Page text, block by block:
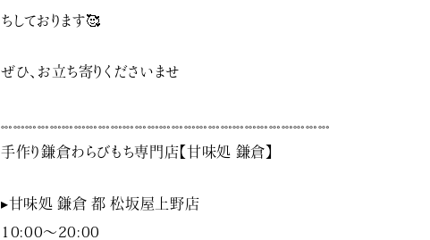
ちしております🥰
ぜひ、お立ち寄りくださいませ️
𓏧𓏧𓏧𓏧𓏧𓏧𓏧𓏧𓏧𓏧𓏧𓏧𓏧𓏧𓏧𓏧𓏧𓏧𓏧𓏧𓏧𓏧𓏧𓏧𓏧𓏧𓏧
手作り鎌倉わらびもち専門店【甘味処 鎌倉】
▸甘味処 鎌倉 都 松坂屋上野店
10:00～20:00